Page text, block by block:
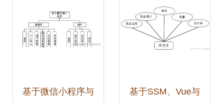
程解析
基于微信小程序与 基于SSM、Vue与